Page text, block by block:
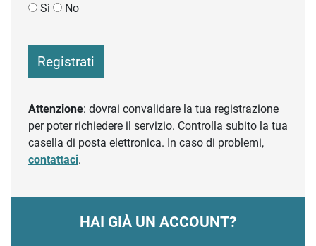
Sì
No
Registrati
Attenzione: dovrai convalidare la tua registrazione
per poter richiedere il servizio. Controlla subito la tua
casella di posta elettronica. In caso di problemi,
contattaci.
HAI GIÀ UN ACCOUNT?